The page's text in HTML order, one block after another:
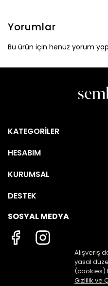
Alışveriş
yasal
(cookies)
Gizlilik ve
Yorumlar
Bu ürün için henüz yorum
KATEGORİLER
HESABIM
KURUMSAL
DESTEK
SOSYAL MEDYA